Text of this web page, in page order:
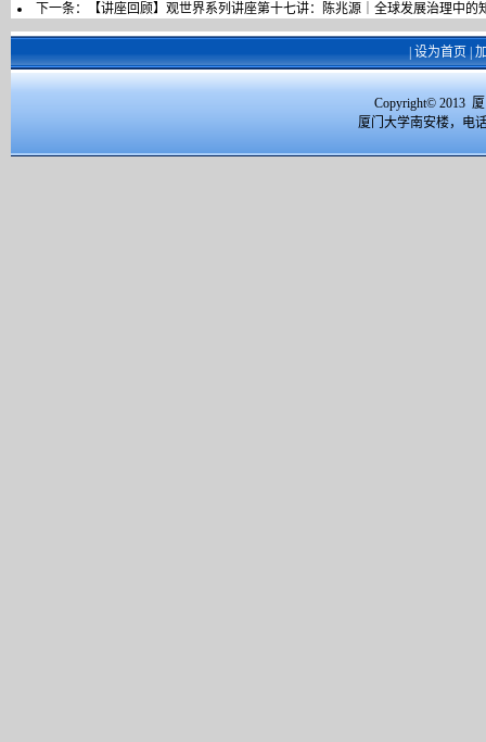
下一条： 【讲座回顾】观世界系列讲座第十七讲：陈兆源｜全球发展治理中的
设为首页
Copyright© 2013
厦门大学南安楼，电